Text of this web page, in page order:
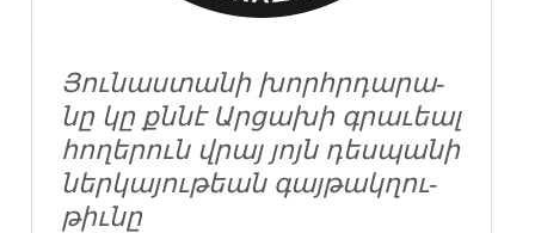
Յու­նաս­տա­նի խորհր­դա­րա­
նը կը քննէ Ար­ցա­խի գրա­ւեալ
հո­ղե­րուն վրայ յոյն դես­պա­նի
ներ­կա­յու­թեան գայ­թակ­ղու­
թիւ­նը